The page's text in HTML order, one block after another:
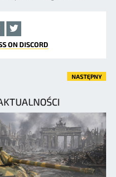
ON DISCORD
NASTĘPNY